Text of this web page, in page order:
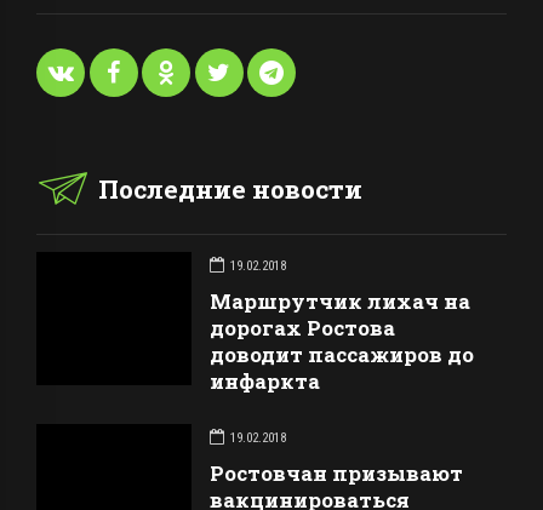
Последние новости
19.02.2018
Маршрутчик лихач на
дорогах Ростова
доводит пассажиров до
инфаркта
19.02.2018
Ростовчан призывают
вакцинироваться